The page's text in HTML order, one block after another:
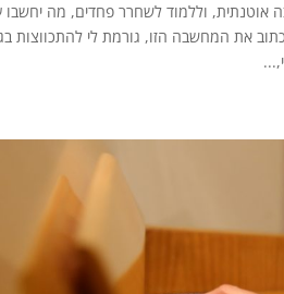
אוטנתית, וללמוד לשחרר פחדים, מה
את המחשבה הזו, גורמת לי